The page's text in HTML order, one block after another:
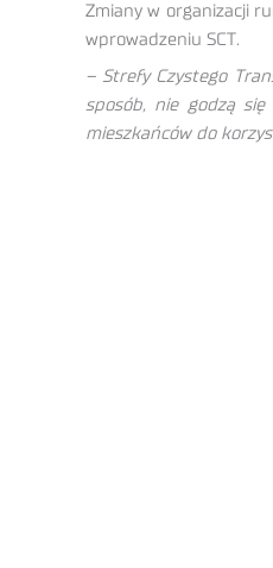
Zmiany w organizacji
wprowadzeniu SCT.
– Strefy Czystego
sposób, nie godzą
mieszkańców do